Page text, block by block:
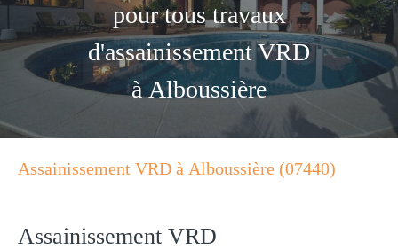
pour tous travaux
d'assainissement VRD
à Alboussière
Assainissement VRD à Alboussière (07440)
Assainissement VRD